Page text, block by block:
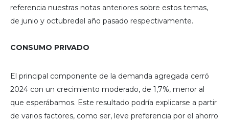
referencia nuestras notas anteriores sobre estos temas,
de junio y octubredel año pasado respectivamente.
CONSUMO PRIVADO
El principal componente de la demanda agregada cerró
2024 con un crecimiento moderado, de 1,7%, menor al
que esperábamos. Este resultado podría explicarse a partir
de varios factores, como ser, leve preferencia por el ahorro